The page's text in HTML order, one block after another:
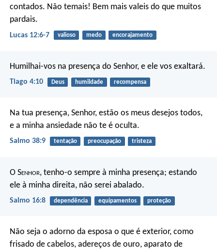
contados. Não temais! Bem mais valeis do que muitos
pardais.
Lucas 12:6-7 valioso medo encorajamento
Humilhai-vos na presença do Senhor, e ele vos exaltará.
Tiago 4:10 Deus humildade recompensa
Na tua presença, Senhor, estão os meus desejos todos,
e a minha ansiedade não te é oculta.
Salmo 38:9 tentação preocupação tristeza
O Senhor, tenho-o sempre à minha presença; estando
ele à minha direita, não serei abalado.
Salmo 16:8 dependência equipamentos proteção
Não seja o adorno da esposa o que é exterior, como
frisado de cabelos, adereços de ouro, aparato de